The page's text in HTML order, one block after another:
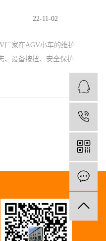
22-11-02
厂家在AGV小车的维护
、设备按扭、安全保护